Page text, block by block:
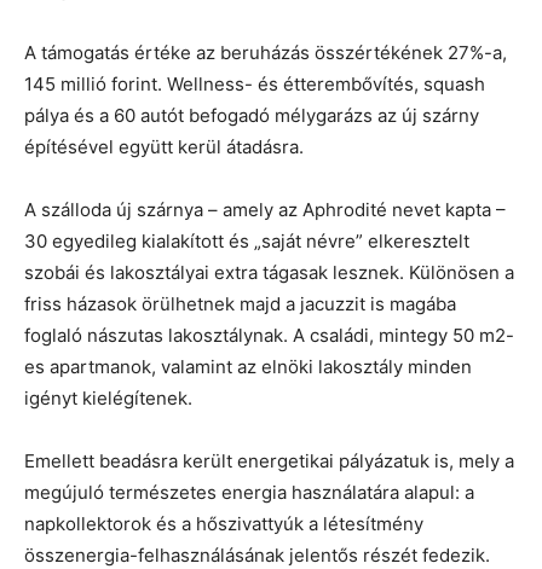
A támogatás értéke az beruházás összértékének 27%-a,
145 millió forint. Wellness- és étterembővítés, squash
pálya és a 60 autót befogadó mélygarázs az új szárny
építésével együtt kerül átadásra.
A szálloda új szárnya – amely az Aphrodité nevet kapta –
30 egyedileg kialakított és „saját névre” elkeresztelt
szobái és lakosztályai extra tágasak lesznek. Különösen a
friss házasok örülhetnek majd a jacuzzit is magába
foglaló nászutas lakosztálynak. A családi, mintegy 50 m2-
es apartmanok, valamint az elnöki lakosztály minden
igényt kielégítenek.
Emellett beadásra került energetikai pályázatuk is, mely a
megújuló természetes energia használatára alapul: a
napkollektorok és a hőszivattyúk a létesítmény
összenergia-felhasználásának jelentős részét fedezik.